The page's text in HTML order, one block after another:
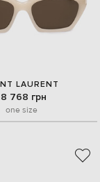
LAURENT
768 грн
one size